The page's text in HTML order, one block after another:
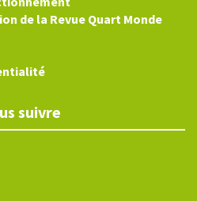
de la Revue Quart Monde
suivre